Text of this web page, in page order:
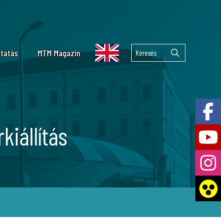
Taxonómiai Laboratórium
MTM Magazin